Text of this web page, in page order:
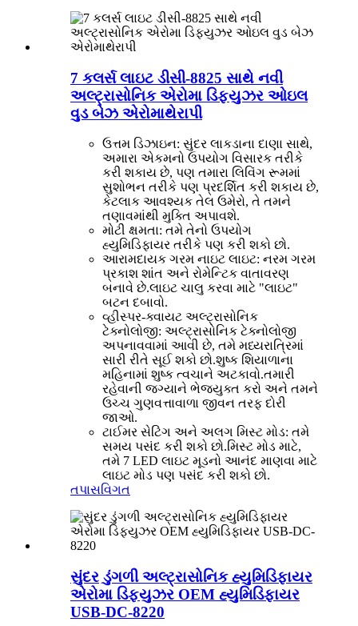
7 કલર્સ લાઇટ ડીસી-8825 સાથે નવી
અલ્ટ્રાસોનિક એરોમા ડિફ્યુઝર ઓઇલ
વુડ બેઝ એરોમાથેરાપી
ઉત્તમ ડિઝાઇન: સુંદર લાકડાના દાણા સાથે,
અમારા એકમનો ઉપયોગ વિસારક તરીકે
કરી શકાય છે, પણ તમારા લિવિંગ રૂમમાં
સુશોભન તરીકે પણ પ્રદર્શિત કરી શકાય છે,
કેટલાક આવશ્યક તેલ ઉમેરો, તે તમને
તણાવમાંથી મુક્તિ અપાવશે.
મોટી ક્ષમતા: તમે તેનો ઉપયોગ
હ્યુમિડિફાયર તરીકે પણ કરી શકો છો.
આરામદાયક ગરમ નાઇટ લાઇટ: નરમ ગરમ
પ્રકાશ શાંત અને રોમેન્ટિક વાતાવરણ
બનાવે છે.લાઇટ ચાલુ કરવા માટે "લાઇટ"
બટન દબાવો.
વ્હીસ્પર-ક્વાયટ અલ્ટ્રાસોનિક
ટેક્નોલોજી: અલ્ટ્રાસોનિક ટેક્નોલોજી
અપનાવવામાં આવી છે, તમે મધ્યરાત્રિમાં
સારી રીતે સૂઈ શકો છો.શુષ્ક શિયાળાના
મહિનામાં શુષ્ક ત્વચાને અટકાવો.તમારી
રહેવાની જગ્યાને ભેજયુક્ત કરો અને તમને
ઉચ્ચ ગુણવત્તાવાળા જીવન તરફ દોરી
જાઓ.
ટાઈમર સેટિંગ અને અલગ મિસ્ટ મોડ: તમે
સમય પસંદ કરી શકો છો.મિસ્ટ મોડ માટે,
તમે 7 LED લાઇટ મૂડનો આનંદ માણવા માટે
લાઇટ મોડ પણ પસંદ કરી શકો છો.
તપાસવિગત
સુંદર ડુંગળી અલ્ટ્રાસોનિક હ્યુમિડિફાયર
એરોમા ડિફ્યુઝર OEM હ્યુમિડિફાયર
USB-DC-8220